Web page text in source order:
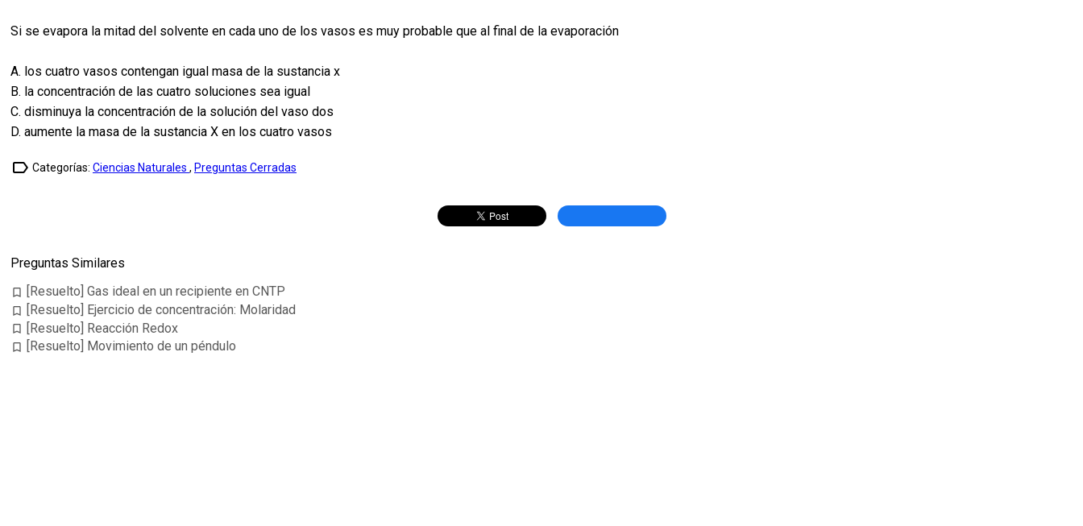
Si se evapora la mitad del solvente en cada uno de los vasos es muy probable que al final de la evaporación
A. los cuatro vasos contengan igual masa de la sustancia x
B. la concentración de las cuatro soluciones sea igual
C. disminuya la concentración de la solución del vaso dos
D. aumente la masa de la sustancia X en los cuatro vasos
label_outline Categorías: Ciencias Naturales , Preguntas Cerradas
Preguntas Similares
bookmark_border [Resuelto] Gas ideal en un recipiente en CNTP
bookmark_border [Resuelto] Ejercicio de concentración: Molaridad
bookmark_border [Resuelto] Reacción Redox
bookmark_border [Resuelto] Movimiento de un péndulo